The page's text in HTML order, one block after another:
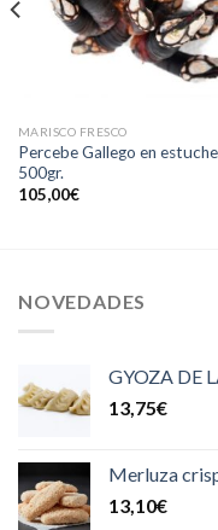
MARISCO FRESCO
Percebe Gallego en
500gr.
105,00€
NOVEDADES
GYOZA DE
13,75€
Merluza
13,10€